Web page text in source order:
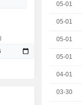
05-01
05-01
05-01
05-01
04-01
03-30